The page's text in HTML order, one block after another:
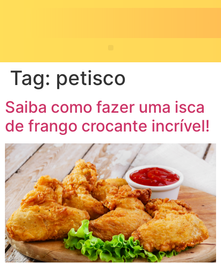
Tag: petisco
Saiba como fazer uma isca
de frango crocante incrível!